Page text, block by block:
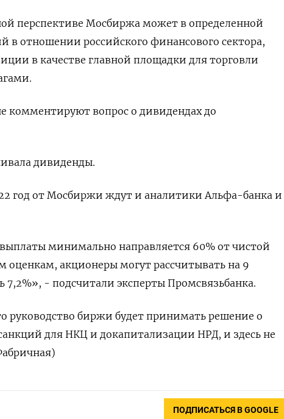
перспективе Мосбиржа может в определенной
в отношении российского финансового сектора,
в качестве главной площадки для торговли
комментируют вопрос о дивидендах до
дивиденды.
год от Мосбиржи ждут и аналитики Альфа-банка и
минимально направляется 60% от чистой
акционеры могут рассчитывать на 9
7,2%», - подсчитали эксперты Промсвязьбанка.
руководство биржи будет принимать решение о
для НКЦ и докапитализации НРД, и здесь не
ПОДПИСАТЬСЯ В GOOGLE